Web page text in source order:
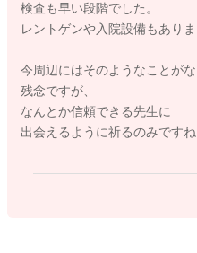
ママさんの投稿のお返事とし
もしれません。お詫び致します
どうぞお子さんが早く回復さ
くださいね。
検査も早い段階でした。
レントゲンや入院設備もありま
今周辺にはそのようなことが
残念ですが、
なんとか信頼できる先生に
出会えるように祈るのみですね